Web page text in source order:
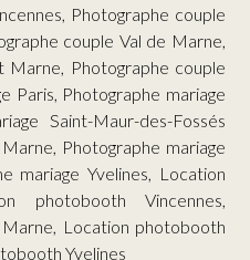
Photographe couple
couple Val de Marne,
Marne, Photographe couple
Paris, Photographe mariage
Saint-Maur-des-Fossés
Photographe mariage
mariage Yvelines, Location
photobooth Vincennes,
Location photobooth
Yvelines